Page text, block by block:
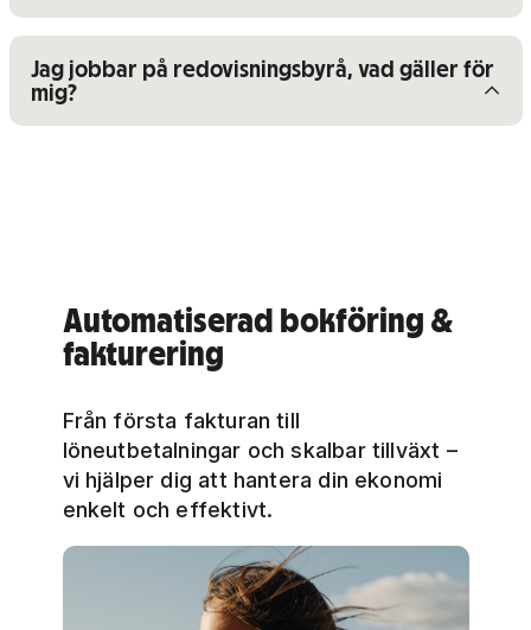
Visa/dölj innehåll för
Jag jobbar på redovisningsbyrå, vad gäller för
mig?
Automatiserad bokföring &
fakturering
Från första fakturan till
löneutbetalningar och skalbar tillväxt –
vi hjälper dig att hantera din ekonomi
enkelt och effektivt.